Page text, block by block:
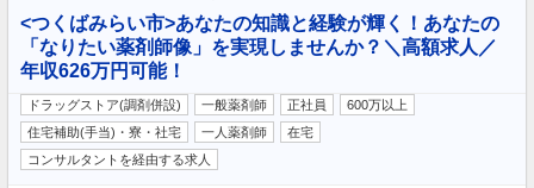
<つくばみらい市>あなたの知識と経験が輝く！あなたの
「なりたい薬剤師像」を実現しませんか？＼高額求人／
年収626万円可能！
ドラッグストア(調剤併設) 一般薬剤師 正社員
600万以上
住宅補助(手当)・寮・社宅
一人薬剤師
在宅
コンサルタントを経由する求人